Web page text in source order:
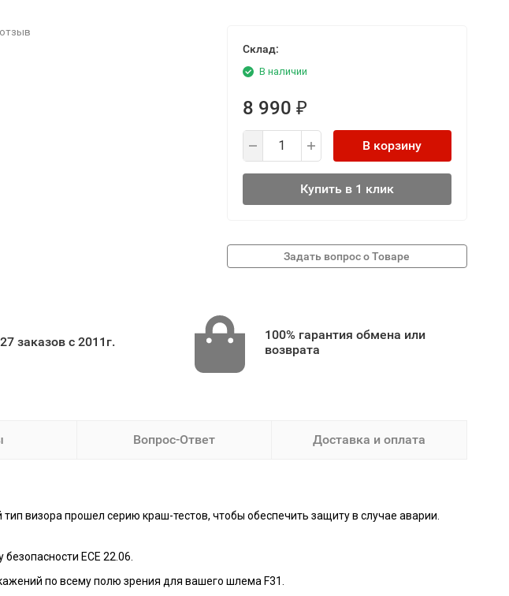
Склад:
В наличии
8 990 ₽
В корзину
Купить в 1 клик
заказов с 2011г.
100% гарантия обмена или
возврата
Вопрос-Ответ Доставка и оплата
визора прошел серию краш-тестов, чтобы обеспечить защиту в случае аварии.
ECE 22.06.
по всему полю зрения для вашего шлема F31.